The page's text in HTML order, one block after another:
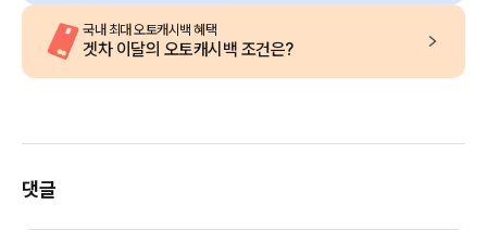
국내 최대 오토캐시백 혜택
겟차 이달의 오토캐시백 조건은?
댓글